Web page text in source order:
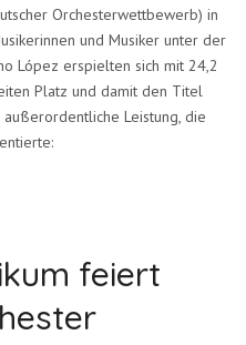
Orchesterwettbewerb) in
und Musiker unter der
López erspielten sich mit 24,2
Platz und damit den Titel
Leistung, die
feiert